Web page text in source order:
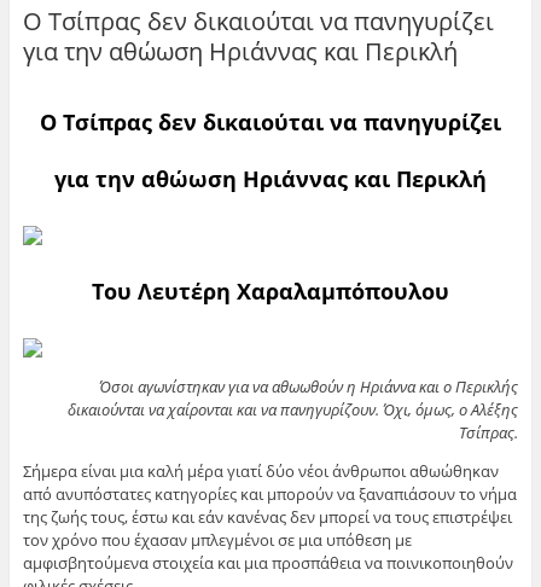
Ο Τσίπρας δεν δικαιούται να πανηγυρίζει
για την αθώωση Ηριάννας και Περικλή
Ο Τσίπρας δεν δικαιούται να πανηγυρίζει
για την αθώωση Ηριάννας και Περικλή
Του Λευτέρη Χαραλαμπόπουλου
Όσοι αγωνίστηκαν για να αθωωθούν η Ηριάννα και ο Περικλής
δικαιούνται να χαίρονται και να πανηγυρίζουν. Όχι, όμως, ο Αλέξης
Τσίπρας.
Σήμερα είναι μια καλή μέρα γιατί δύο νέοι άνθρωποι αθωώθηκαν
από ανυπόστατες κατηγορίες και μπορούν να ξαναπιάσουν το νήμα
της ζωής τους, έστω και εάν κανένας δεν μπορεί να τους επιστρέψει
τον χρόνο που έχασαν μπλεγμένοι σε μια υπόθεση με
αμφισβητούμενα στοιχεία και μια προσπάθεια να ποινικοποιηθούν